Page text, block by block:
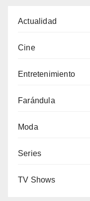
Actualidad
Cine
Entretenimiento
Farándula
Moda
Series
TV Shows